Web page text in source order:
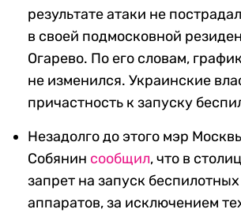
результате атаки не
в своей подмосковной
Огарево. По его словам,
не изменился. Украинские
причастность к запуску
Незадолго до этого мэр
Собянин сообщил, что в
запрет на запуск
аппаратов, за исключением